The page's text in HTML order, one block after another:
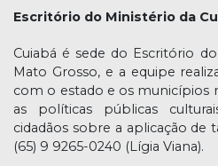
Escritório do Ministério da
Cuiabá é sede do Escritório
Mato Grosso, e a equipe
com o estado e os municípios
as políticas públicas
cidadãos sobre a aplicação de
(65) 9 9265-0240 (Lígia Viana).